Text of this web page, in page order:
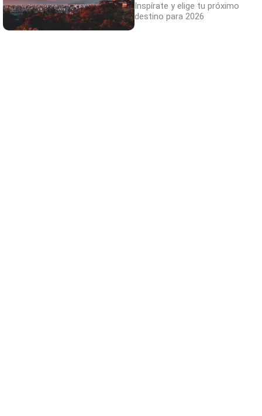
Inspírate y elige tu próximo
destino para 2026